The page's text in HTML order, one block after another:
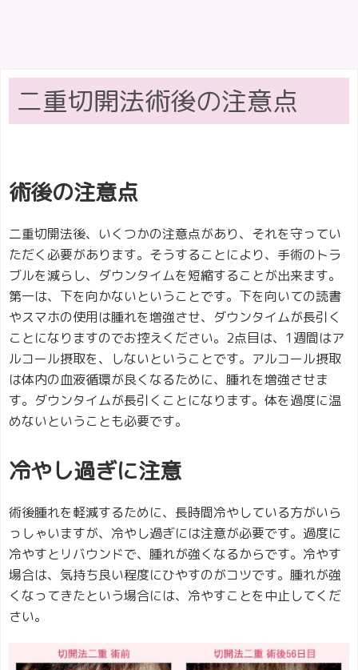
二重切開法術後の注意点
術後の注意点
二重切開法後、いくつかの注意点があり、それを守ってい
ただく必要があります。そうすることにより、手術のトラ
ブルを減らし、ダウンタイムを短縮することが出来ます。
第一は、下を向かないということです。下を向いての読書
やスマホの使用は腫れを増強させ、ダウンタイムが長引く
ことになりますのでお控えください。2点目は、1週間はア
ルコール摂取を、しないということです。アルコール摂取
は体内の血液循環が良くなるために、腫れを増強させま
す。ダウンタイムが長引くことになります。体を過度に温
めないということも必要です。
冷やし過ぎに注意
術後腫れを軽減するために、長時間冷やしている方がいら
っしゃいますが、冷やし過ぎには注意が必要です。過度に
冷やすとリバウンドで、腫れが強くなるからです。冷やす
場合は、気持ち良い程度にひやすのがコツです。腫れが強
くなってきたという場合には、冷やすことを中止してくだ
さい。